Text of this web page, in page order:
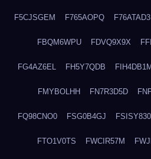
F5CJSGEM F765AOPQ F76ATAD3
FBQM6WPU FDVQ9X9X
FG4AZ6EL FH5Y7QDB FIH4DB1M
FMYBOLHH FN7R3D5D
FQ98CNO0 FSG0B4GJ FSISY830
FTO1V0TS FWCIR57M